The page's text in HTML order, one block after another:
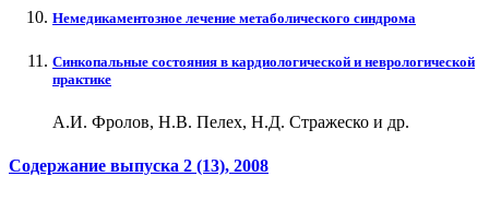
Немедикаментозное лечение метаболического синдрома
Синкопальные состояния в кардиологической и неврологической
практике
А.И. Фролов, Н.В. Пелех, Н.Д. Стражеско и др.
Содержание выпуска 2 (13), 2008